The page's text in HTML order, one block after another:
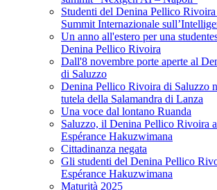
Studenti del Denina Pellico
Summit Internazionale
Un anno all'estero per una
Denina Pellico Rivoira
Dall'8 novembre porte aperte al
di Saluzzo
Denina Pellico Rivoira di Saluzzo
tutela della Salamandra di Lanza
Una voce dal lontano Ruanda
Saluzzo, il Denina Pellico Rivoira
Espérance Hakuzwimana
Cittadinanza negata
Gli studenti del Denina Pellico
Espérance Hakuzwimana
Maturità 2025